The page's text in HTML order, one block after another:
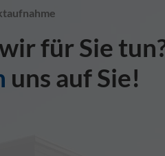
für Sie
uns auf Sie!